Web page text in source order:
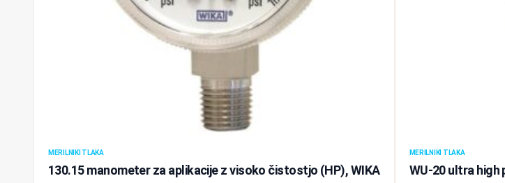
MERILNIKI TLAKA
130.15 manometer za aplikacije z visoko čistostjo (HP), WIKA
MERILNIKI TLAKA
WU-20 ultra high